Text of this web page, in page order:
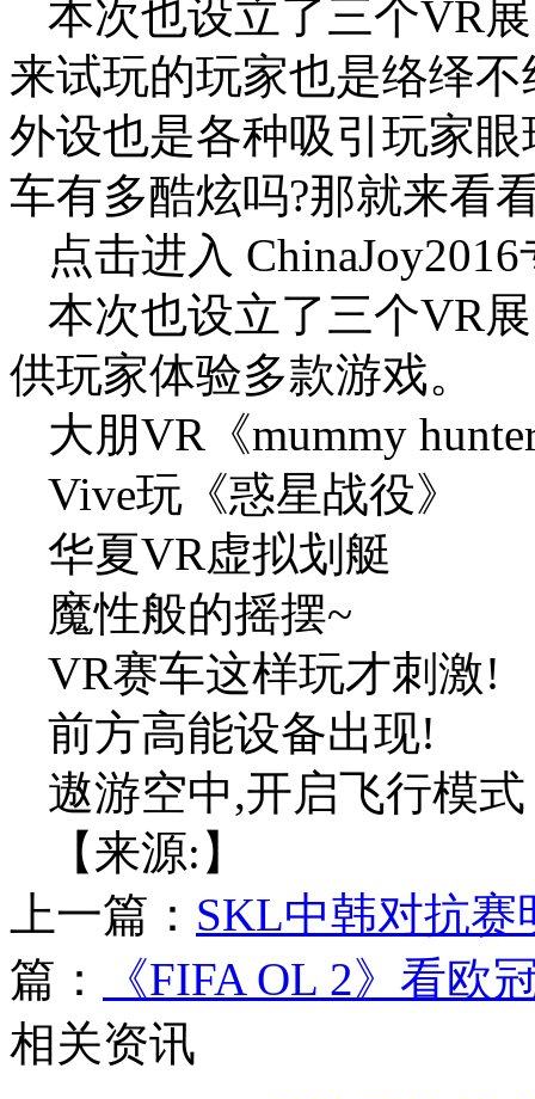
本次也设立了三个VR
来试玩的玩家也是络绎
外设也是各种吸引玩家
车有多酷炫吗?那就来看
点击进入
本次也设立了三个VR
供玩家体验多款游戏。
大朋VR《mummy
Vive玩《惑星战役》
华夏VR虚拟划艇
魔性般的摇摆~
VR赛车这样玩才刺激!
前方高能设备出现!
遨游空中,开启飞行模式
【来源:】
上一篇： SKL中韩对抗
篇：
《FIFA OL 2》看欧
相关资讯